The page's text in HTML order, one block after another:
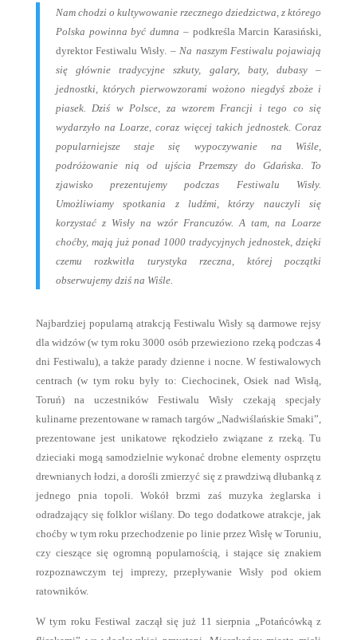
Nam chodzi o kultywowanie rzecznego dziedzictwa, z którego
Polska powinna być dumna – podkreśla Marcin Karasiński,
dyrektor Festiwalu Wisły. –Na naszym Festiwalu pojawiają
się głównie tradycyjne szkuty, galary, baty, dubasy –
jednostki, których pierwowzorami wożono niegdyś zboże i
piasek. Dziś w Polsce, za wzorem Francji i tego co się
wydarzyło na Loarze, coraz więcej takich jednostek. Coraz
popularniejsze staje się wypoczywanie na Wiśle,
podróżowanie nią od ujścia Przemszy do Gdańska. To
zjawisko prezentujemy podczas Festiwalu Wisły.
Umożliwiamy spotkania z ludźmi, którzy nauczyli się
korzystać z Wisły na wzór Francuzów. A tam, na Loarze
choćby, mają już ponad 1000 tradycyjnych jednostek, dzięki
czemu rozkwitła turystyka rzeczna, której początki
obserwujemy dziś na Wiśle.
Najbardziej popularną atrakcją Festiwalu Wisły są darmowe rejsy
dla widzów (w tym roku 3000 osób przewieziono rzeką podczas 4
dni Festiwalu), a także parady dzienne i nocne. W festiwalowych
centrach (w tym roku były to: Ciechocinek, Osiek nad Wisłą,
Toruń) na uczestników Festiwalu Wisły czekają specjały
kulinarne prezentowane w ramach targów „Nadwiślańskie Smaki”,
prezentowane jest unikatowe rękodzieło związane z rzeką. Tu
dzieciaki mogą samodzielnie wykonać drobne elementy osprzętu
drewnianych łodzi, a dorośli zmierzyć się z prawdziwą dłubanką z
jednego pnia topoli. Wokół brzmi zaś muzyka żeglarska i
odradzający się folklor wiślany. Do tego dodatkowe atrakcje, jak
choćby w tym roku przechodzenie po linie przez Wisłę w Toruniu,
czy cieszące się ogromną popularnością, i stające się znakiem
rozpoznawczym tej imprezy, przepływanie Wisły pod okiem
ratowników.
W tym roku Festiwal zaczął się już 11 sierpnia „Potańcówką z